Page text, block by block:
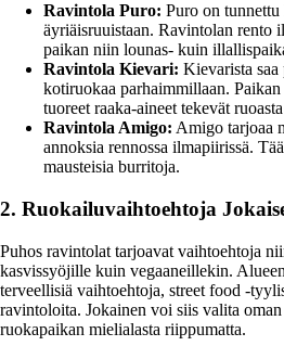
Ravintola Puro: Puro on
äyriäisruuistaan. Ravintolan rento
paikan niin lounas- kuin
Ravintola Kievari: Kievarista saa
kotiruokaa parhaimmillaan.
tuoreet raaka-aineet tekevät
Ravintola Amigo: Amigo tarjoaa
annoksia rennossa ilmapiirissä.
mausteisia burritoja.
2. Ruokailuvaihtoehtoja
Puhos ravintolat tarjoavat vaihtoehtoja
kasvissyöjille kuin vegaaneillekin.
terveellisiä vaihtoehtoja, street food -
ravintoloita. Jokainen voi siis valita
ruokapaikan mielialasta riippumatta.